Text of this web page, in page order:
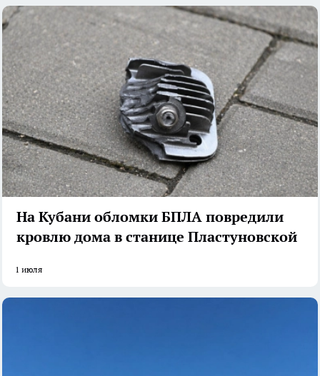
На Кубани обломки БПЛА повредили
кровлю дома в станице Пластуновской
1 июля